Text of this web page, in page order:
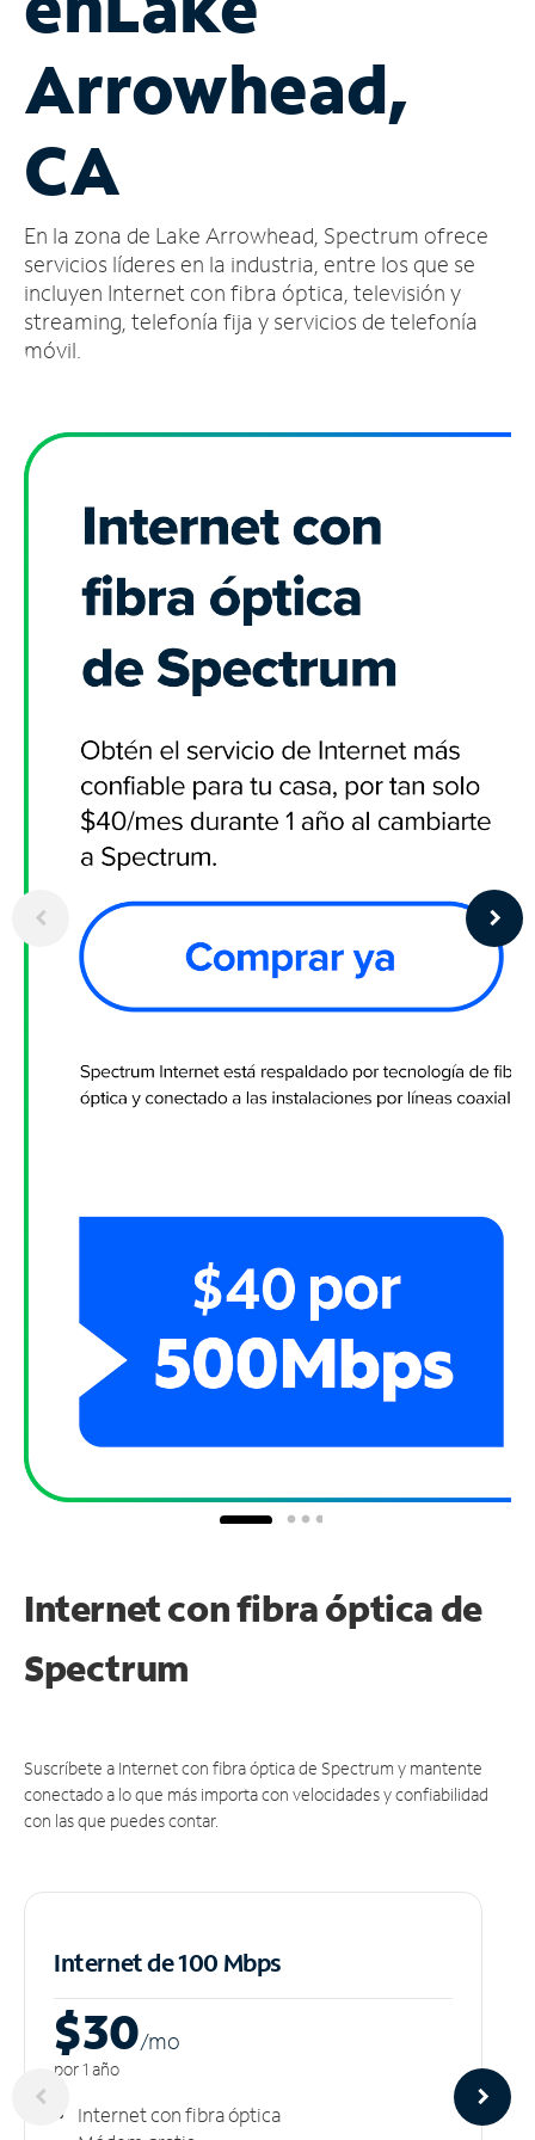
cuenta
Encuentra
tienda
Arrowhead,
CA
En la zona de Lake Arrowhead, Spectrum ofrece
servicios líderes en la industria, entre los que se
incluyen Internet con fibra óptica, televisión y
streaming, telefonía fija y servicios de telefonía
móvil.
Internet con fibra óptica de
Spectrum
Suscríbete a Internet con fibra óptica de Spectrum y mantente
conectado a lo que más importa con velocidades y confiabilidad
con las que puedes contar.
Internet de 100 Mbps
$30/mo
por 1 año
Internet con fibra óptica